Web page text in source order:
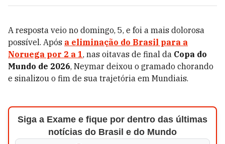
A resposta veio no domingo, 5, e foi a mais dolorosa
possível. Após a eliminação do Brasil para a
Noruega por 2 a 1, nas oitavas de final da Copa do
Mundo de 2026, Neymar deixou o gramado chorando
e sinalizou o fim de sua trajetória em Mundiais.
Siga a Exame e fique por dentro das últimas
notícias do Brasil e do Mundo